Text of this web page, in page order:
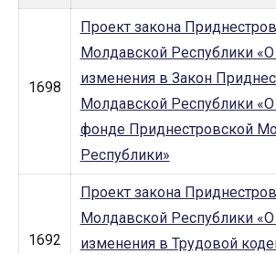
1698
Проект закона
Молдавской Республики
изменения в Закон
Молдавской Республики
фонде Приднестровской
Республики»
1692
Проект закона
Молдавской Республики
изменения в Трудовой